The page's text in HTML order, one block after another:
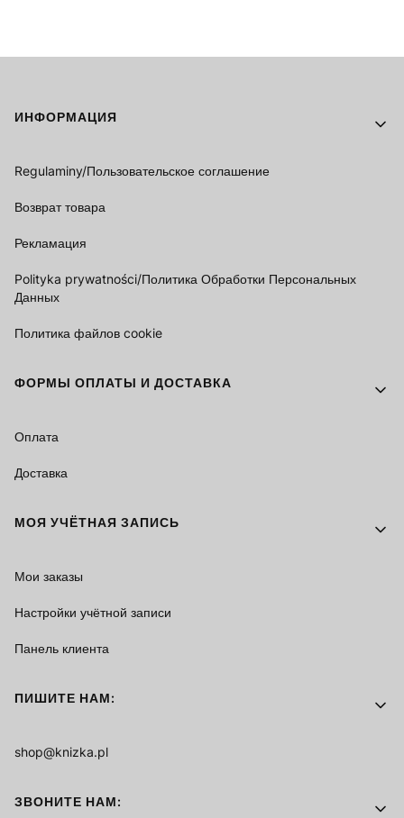
Footer menu
ИНФОРМАЦИЯ
Regulaminy/Пользовательское соглашение
Возврат товара
Рекламация
Polityka prywatności/Политика Обработки Персональных
Данных
Политика файлов cookie
ФОРМЫ ОПЛАТЫ И ДОСТАВКА
Оплата
Доставка
МОЯ УЧЁТНАЯ ЗАПИСЬ
Мои заказы
Настройки учётной записи
Панель клиента
ПИШИТЕ НАМ:
shop@knizka.pl
ЗВОНИТЕ НАМ: